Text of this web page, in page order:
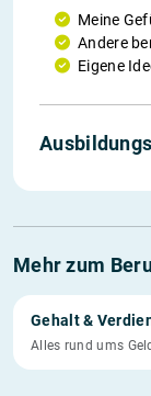
Meine
Andere
Eigene
Mehr zum
Gehalt &
Alles rund ums